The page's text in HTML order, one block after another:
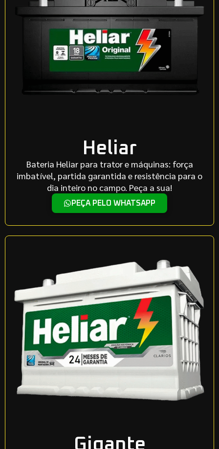
Heliar
Bateria Heliar para trator e máquinas: força
imbatível, partida garantida e resistência para o
dia inteiro no campo. Peça a sua!
PEÇA PELO WHATSAPP
Gigante